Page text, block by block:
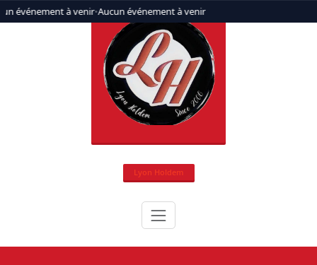
événement à venir•Aucun événement à venir
Aller
au
Lyon Holdem